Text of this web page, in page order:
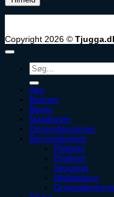
Copyright 2026 ©
Søg
efter:
App
Bamser
Bøger
Malebøger
Originaltegninger
Børneværelset
Plakater
Postkort
Sengetøj
Wallstickers